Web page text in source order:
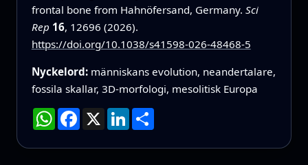
frontal bone from Hahnöfersand, Germany. Sci
Rep 16, 12696 (2026).
https://doi.org/10.1038/s41598-026-48468-5
Nyckelord: människans evolution, neandertalare,
fossila skallar, 3D‑morfologi, mesolitisk Europa
WhatsApp
Facebook
X LinkedIn
Dela